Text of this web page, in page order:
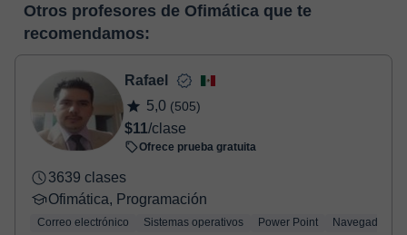
enlace puedes ver una demo del aula y conocerla:Ver aula
virtual
horas, podrás realizar el pago mediante nuestro TPV virtual.
Tienes dos opciones para efectuar el pago:
- Tarjeta de crédito.
Una vez realices el pago de la clase, recibirás un e-mail de
confirmación de la reserva.
Otros profesores de Ofimática que te
recomendamos:
Rafael
5,0 (505)
$11/clase
Ofrece prueba gratuita
3639 clases
Ofimática, Programación
Correo electrónico Sistemas operativos Power Point Navegadores